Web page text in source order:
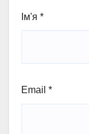
Ім'я *
Email *